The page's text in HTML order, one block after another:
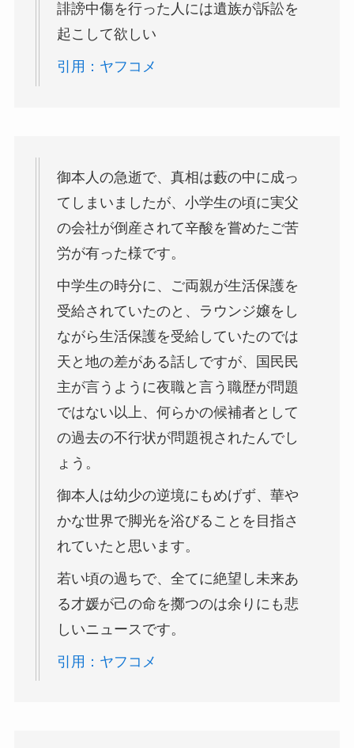
誹謗中傷を行った人には遺族が訴訟を
起こして欲しい
引用：ヤフコメ
御本人の急逝で、真相は藪の中に成っ
てしまいましたが、小学生の頃に実父
の会社が倒産されて辛酸を嘗めたご苦
労が有った様です。
中学生の時分に、ご両親が生活保護を
受給されていたのと、ラウンジ嬢をし
ながら生活保護を受給していたのでは
天と地の差がある話しですが、国民民
主が言うように夜職と言う職歴が問題
ではない以上、何らかの候補者として
の過去の不行状が問題視されたんでし
ょう。
御本人は幼少の逆境にもめげず、華や
かな世界で脚光を浴びることを目指さ
れていたと思います。
若い頃の過ちで、全てに絶望し未来あ
る才媛が己の命を擲つのは余りにも悲
しいニュースです。
引用：ヤフコメ